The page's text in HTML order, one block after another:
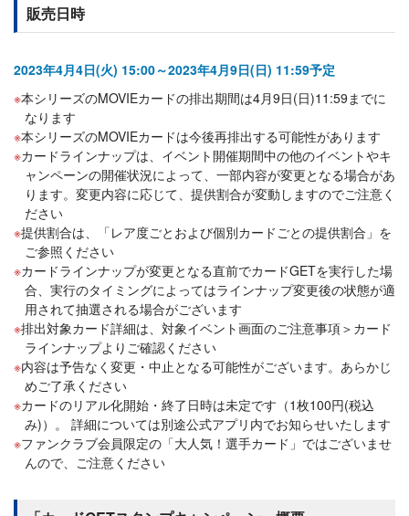
販売日時
2023年4月4日(火) 15:00～2023年4月9日(日) 11:59予定
本シリーズのMOVIEカードの排出期間は4月9日(日)11:59までに
なります
本シリーズのMOVIEカードは今後再排出する可能性があります
カードラインナップは、イベント開催期間中の他のイベントやキ
ャンペーンの開催状況によって、一部内容が変更となる場合があ
ります。変更内容に応じて、提供割合が変動しますのでご注意く
ださい
提供割合は、「レア度ごとおよび個別カードごとの提供割合」を
ご参照ください
カードラインナップが変更となる直前でカードGETを実行した場
合、実行のタイミングによってはラインナップ変更後の状態が適
用されて抽選される場合がございます
排出対象カード詳細は、対象イベント画面のご注意事項＞カード
ラインナップよりご確認ください
内容は予告なく変更・中止となる可能性がございます。あらかじ
めご了承ください
カードのリアル化開始・終了日時は未定です（1枚100円(税込
み)）。 詳細については別途公式アプリ内でお知らせいたします
ファンクラブ会員限定の「大人気！選手カード」ではございませ
んので、ご注意ください